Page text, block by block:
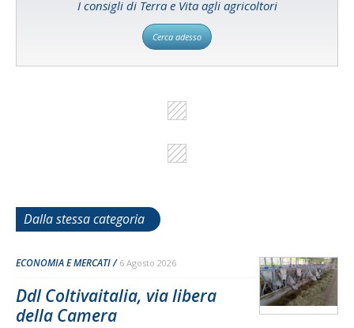
I consigli di Terra e Vita agli agricoltori
Cerca adesso
Dalla stessa categoria
ECONOMIA E MERCATI 6 Agosto 2026
Ddl Coltivaitalia, via libera
della Camera